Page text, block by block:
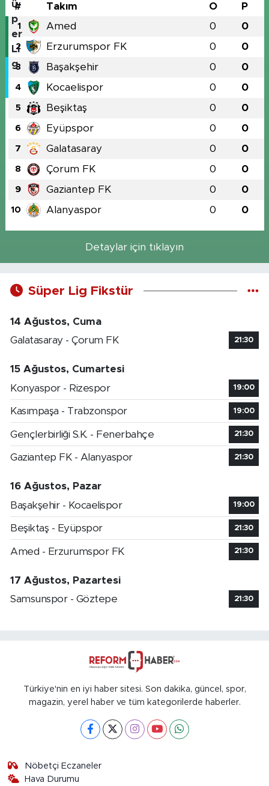
# Takım O P
1 Amed 0 0
2 Erzurumspor FK 0 0
3 Başakşehir 0 0
4 Kocaelispor 0 0
5 Beşiktaş 0 0
6 Eyüpspor 0 0
7 Galatasaray 0 0
8 Çorum FK 0 0
9 Gaziantep FK 0 0
10 Alanyaspor 0 0
Detaylar için tıklayın
Süper Lig Fikstür
14 Ağustos, Cuma
Galatasaray - Çorum FK
21:30
15 Ağustos, Cumartesi
Konyaspor - Rizespor
19:00
Kasımpaşa - Trabzonspor 19:00
Gençlerbirliği S.K. - Fenerbahçe 21:30
Gaziantep FK - Alanyaspor 21:30
16 Ağustos, Pazar
Başakşehir - Kocaelispor
19:00
Beşiktaş - Eyüpspor 21:30
Amed - Erzurumspor FK 21:30
17 Ağustos, Pazartesi
Samsunspor - Göztepe
21:30
Türkiye'nin en iyi haber sitesi. Son dakika, güncel, spor,
magazin, yerel haber ve tüm kategorilerde haberler.
Nöbetçi Eczaneler
Hava Durumu